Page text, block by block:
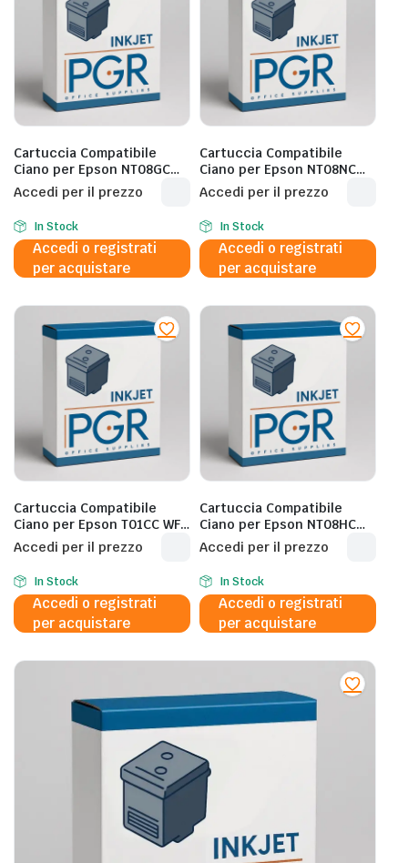
Cartuccia Compatibile
Ciano per Epson NT08GC
AM-C5000/C6000-
30K/C13T08G200 – 30.000
Pagine al 5%
Accedi per il prezzo
In Stock
Accedi o registrati
per acquistare
Cartuccia Compatibile
Ciano per Epson NT08NC
AM-C400/28K/C13T08N240
– 28.000 Pagine al 5%
Accedi per il prezzo
In Stock
Accedi o registrati
per acquistare
Cartuccia Compatibile
Ciano per Epson T01CC WF-
C529R/C579R-
5K/C13T01C200 – 5.000
Pagine al 5%
Accedi per il prezzo
In Stock
Accedi o registrati
per acquistare
Cartuccia Compatibile
Ciano per Epson NT08HC
AM-
C4000/30K/C13T08H200 –
30.000 Pagine al 5%
Accedi per il prezzo
In Stock
Accedi o registrati
per acquistare